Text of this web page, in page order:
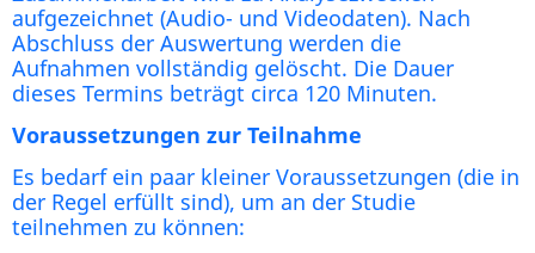
aufgezeichnet (Audio- und Videodaten). Nach
Abschluss der Auswertung werden die
Aufnahmen vollständig gelöscht. Die Dauer
dieses Termins beträgt circa 120 Minuten.
Voraussetzungen zur Teilnahme
Es bedarf ein paar kleiner Voraussetzungen (die in
der Regel erfüllt sind), um an der Studie
teilnehmen zu können: